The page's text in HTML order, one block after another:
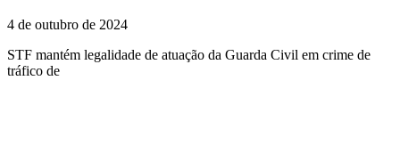
4 de outubro de 2024
STF mantém legalidade de atuação da Guarda Civil em crime de
tráfico de